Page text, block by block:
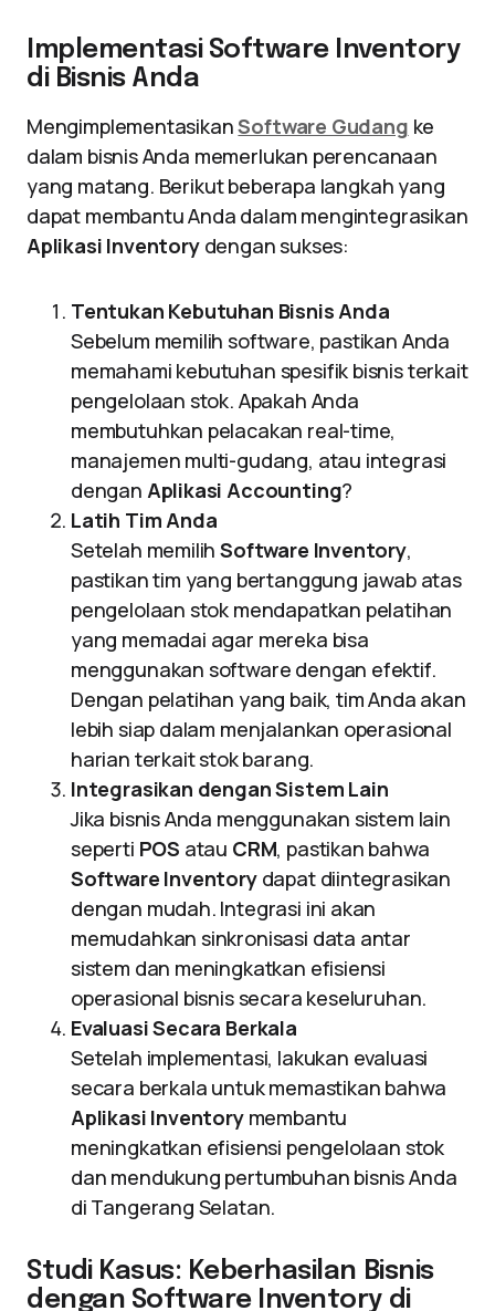
Implementasi Software Inventory
di Bisnis Anda
MengimplementasikanSoftware Gudang ke
dalam bisnis Anda memerlukan perencanaan
yang matang. Berikut beberapa langkah yang
dapat membantu Anda dalam mengintegrasikan
Aplikasi Inventorydengan sukses:
Tentukan Kebutuhan Bisnis Anda
Sebelum memilih software, pastikan Anda
memahami kebutuhan spesifik bisnis terkait
pengelolaan stok. Apakah Anda
membutuhkan pelacakan real-time,
manajemen multi-gudang, atau integrasi
dengan Aplikasi Accounting?
Latih Tim Anda
Setelah memilihSoftware Inventory,
pastikan tim yang bertanggung jawab atas
pengelolaan stok mendapatkan pelatihan
yang memadai agar mereka bisa
menggunakan software dengan efektif.
Dengan pelatihan yang baik, tim Anda akan
lebih siap dalam menjalankan operasional
harian terkait stok barang.
Integrasikan dengan Sistem Lain
Jika bisnis Anda menggunakan sistem lain
seperti POS atau CRM, pastikan bahwa
Software Inventorydapat diintegrasikan
dengan mudah. Integrasi ini akan
memudahkan sinkronisasi data antar
sistem dan meningkatkan efisiensi
operasional bisnis secara keseluruhan.
Evaluasi Secara Berkala
Setelah implementasi, lakukan evaluasi
secara berkala untuk memastikan bahwa
Aplikasi Inventorymembantu
meningkatkan efisiensi pengelolaan stok
dan mendukung pertumbuhan bisnis Anda
di Tangerang Selatan.
Studi Kasus: Keberhasilan Bisnis
dengan Software Inventory di